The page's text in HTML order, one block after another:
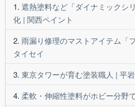
遮熱塗料など「ダイナミックシ
化 | 関西ペイント
雨漏り修理のマストアイテム「
タイセイ
東京タワーが育む塗装職人 | 平
柔軟・伸縮性塗料がホビー分野